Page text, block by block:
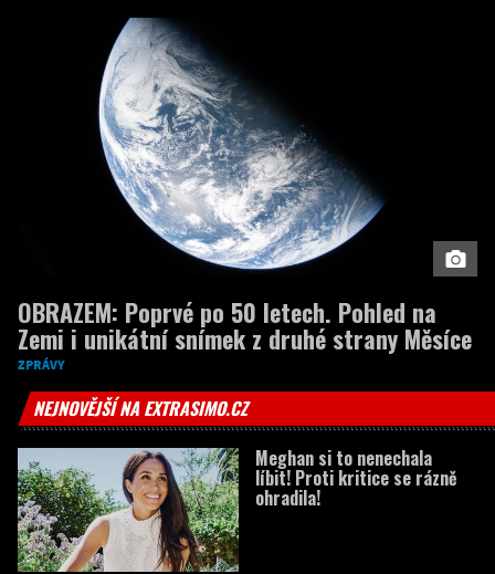
OBRAZEM: Poprvé po 50 letech. Pohled na
Zemi i unikátní snímek z druhé strany Měsíce
ZPRÁVY
NEJNOVĚJŠÍ NA EXTRASIMO.CZ
Meghan si to nenechala
líbit! Proti kritice se rázně
ohradila!